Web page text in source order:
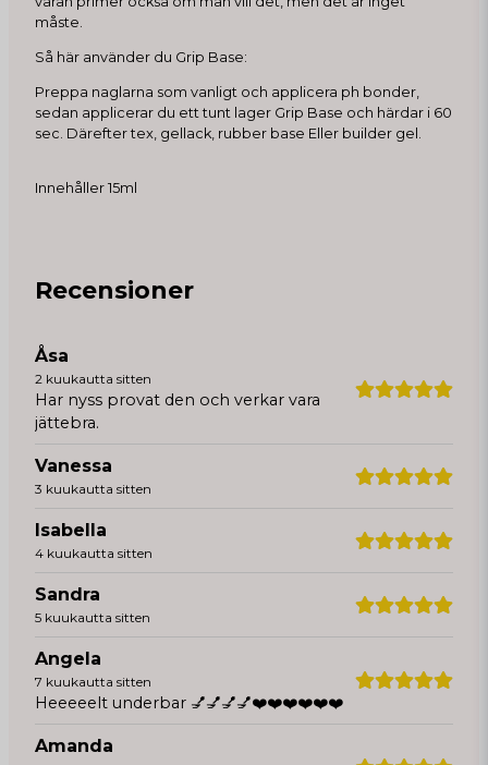
måste.
Så här använder du Grip Base:
Preppa naglarna som vanligt och applicera ph bonder,
sedan applicerar du ett tunt lager Grip Base och härdar i 60
sec. Därefter tex, gellack, rubber base Eller builder gel.
Innehåller 15ml
Recensioner
Åsa
2 kuukautta sitten
Har nyss provat den och verkar vara
jättebra.
Vanessa
3 kuukautta sitten
Isabella
4 kuukautta sitten
Sandra
5 kuukautta sitten
Angela
7 kuukautta sitten
Heeeeelt underbar 💅💅💅💅❤️❤️❤️❤️❤️❤️
Amanda